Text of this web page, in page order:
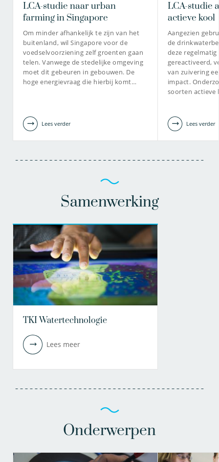
LCA-studie naar urban
farming in Singapore
Om minder afhankelijk te zijn van het
buitenland, wil Singapore voor de
voedselvoorziening zelf groenten gaan
telen. Vanwege de stedelijke omgeving
moet dit gebeuren in gebouwen. De
hoge energievraag die hierbij komt…
Lees verder
LCA-studie
actieve kool
Aangezien
de
deze
gereactiveerd,
van zuivering
impact.
soorten actieve
Lees verder
Samenwerking
TKI Watertechnologie
Lees meer
Onderwerpen